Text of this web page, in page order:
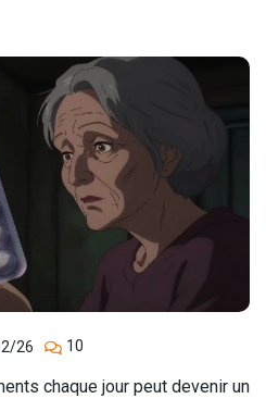
26 10
chaque jour peut devenir un